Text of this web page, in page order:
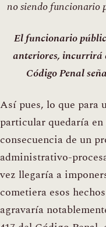
no siendo funcionario
El funcionario
anteriores, incurrirá
Código Penal
Así pues, lo que para
particular quedaría
consecuencia de un
administrativo-
vez llegaría a
cometiera esos
agravaría